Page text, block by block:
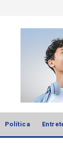
Política